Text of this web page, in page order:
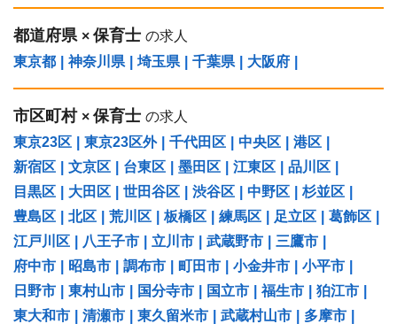
都道府県 × 保育士 の求人
東京都
神奈川県 埼玉県 千葉県 大阪府
市区町村 × 保育士 の求人
東京23区
東京23区外 千代田区 中央区 港区
新宿区
文京区 台東区 墨田区 江東区 品川区
目黒区
大田区 世田谷区 渋谷区 中野区 杉並区
豊島区
北区 荒川区 板橋区 練馬区 足立区 葛飾区
江戸川区
八王子市 立川市 武蔵野市 三鷹市
府中市
昭島市 調布市 町田市 小金井市 小平市
日野市
東村山市 国分寺市 国立市 福生市 狛江市
東大和市
清瀬市 東久留米市 武蔵村山市 多摩市